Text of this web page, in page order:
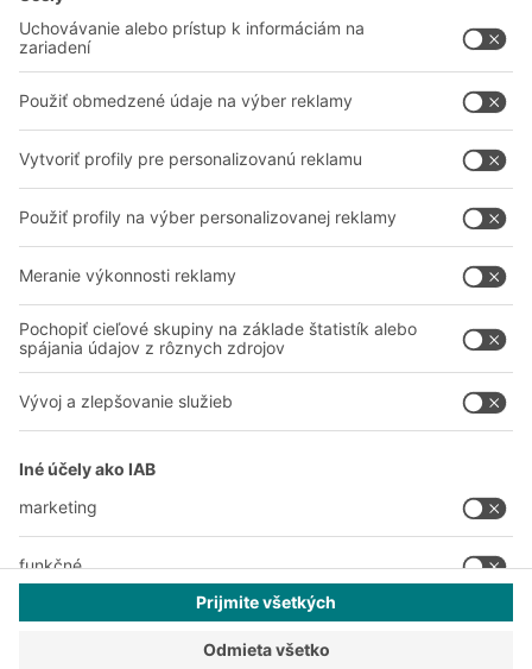
Profesionálne sklady
Kontaktný formulár
O nás
Naše výrobné závody
Zdieľať
A BIT OF
© 2026 BITO-Lagertechnik Bittmann GmbH
Dizajn & realizácia
Táto ponuka je určená pre priemysel, remeslá, obchod a
profesie na použitie pri samostatnej, profesionálnej alebo
Všeobecné obchodné podmienky